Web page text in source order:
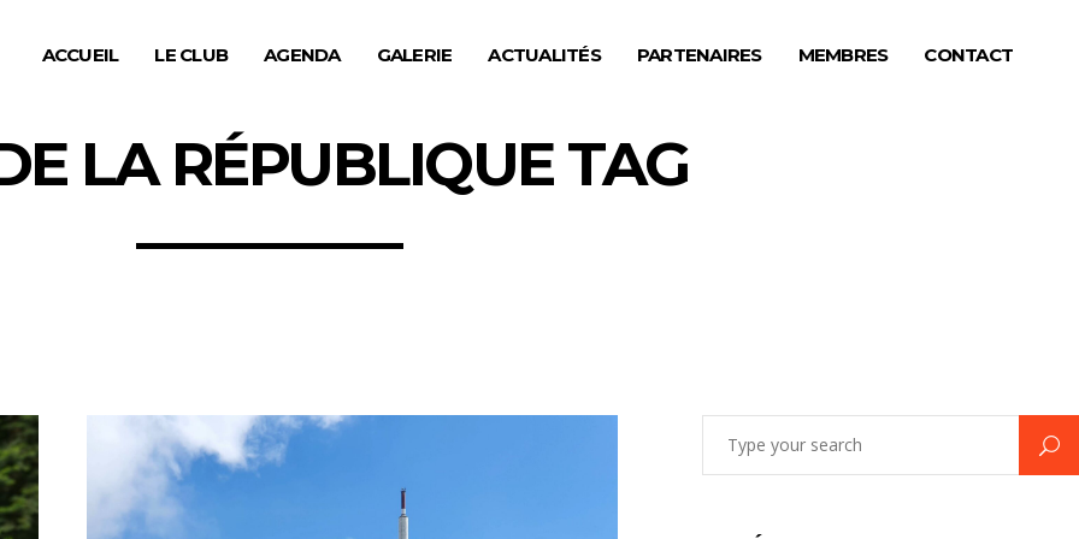
ACCUEIL LE CLUB AGENDA GALERIE ACTUALITÉS PARTENAIRES MEMBRES CONTACT
LA RÉPUBLIQUE TAG